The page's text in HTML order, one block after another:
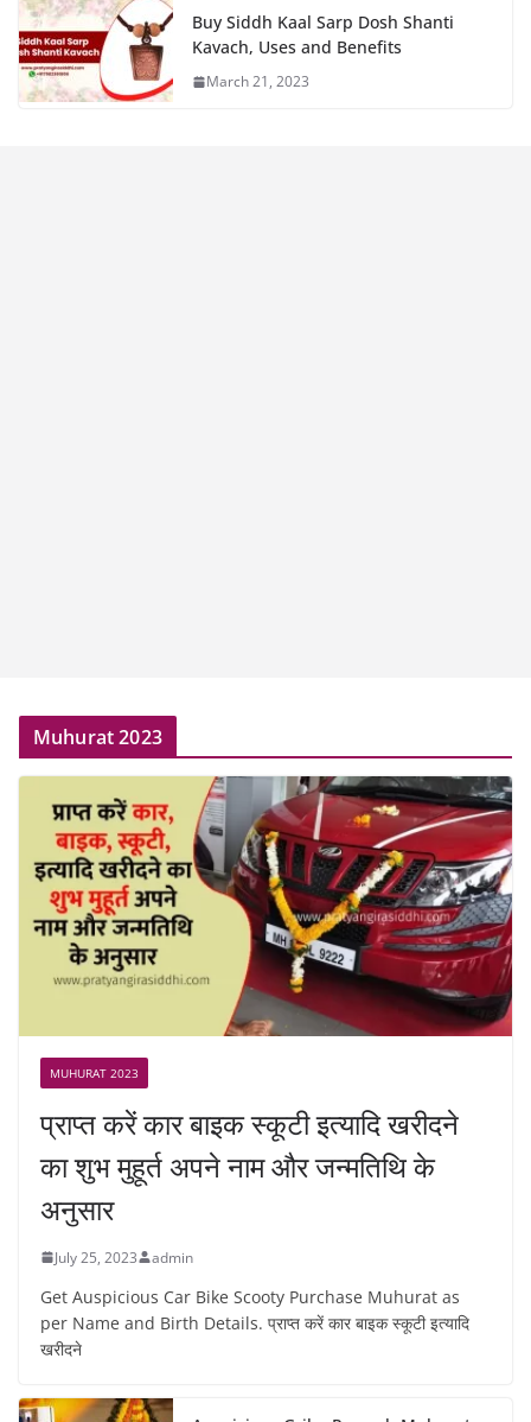
Buy Siddh Kaal Sarp Dosh Shanti
Kavach, Uses and Benefits
March 21, 2023
Muhurat 2023
MUHURAT 2023
प्राप्त करें कार बाइक स्कूटी इत्यादि खरीदने
का शुभ मुहूर्त अपने नाम और जन्मतिथि के
अनुसार
July 25, 2023 admin
Get Auspicious Car Bike Scooty Purchase Muhurat as
per Name and Birth Details. प्राप्त करें कार बाइक स्कूटी इत्यादि
खरीदने